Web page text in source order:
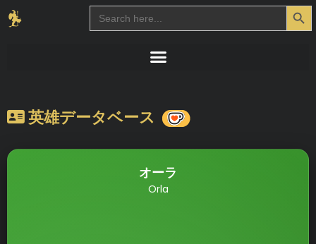
Search
for:
Search Button
英雄データベース
オーラ
Orla